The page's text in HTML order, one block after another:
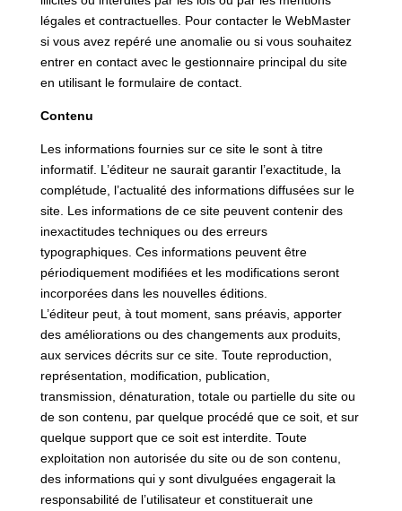
légales et contractuelles. Pour contacter le WebMaster
si vous avez repéré une anomalie ou si vous souhaitez
entrer en contact avec le gestionnaire principal du site
en utilisant le formulaire de contact.
Contenu
Les informations fournies sur ce site le sont à titre
informatif. L’éditeur ne saurait garantir l’exactitude, la
complétude, l’actualité des informations diffusées sur le
site. Les informations de ce site peuvent contenir des
inexactitudes techniques ou des erreurs
typographiques. Ces informations peuvent être
périodiquement modifiées et les modifications seront
incorporées dans les nouvelles éditions.
L’éditeur peut, à tout moment, sans préavis, apporter
des améliorations ou des changements aux produits,
aux services décrits sur ce site. Toute reproduction,
représentation, modification, publication,
transmission, dénaturation, totale ou partielle du site ou
de son contenu, par quelque procédé que ce soit, et sur
quelque support que ce soit est interdite. Toute
exploitation non autorisée du site ou de son contenu,
des informations qui y sont divulguées engagerait la
responsabilité de l’utilisateur et constituerait une